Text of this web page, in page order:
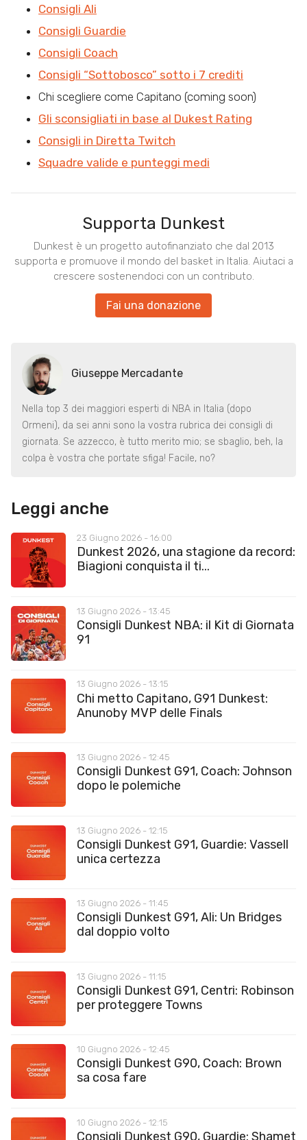
Consigli Ali
Consigli Guardie
Consigli Coach
Consigli “Sottobosco” sotto i 7 crediti
Chi scegliere come Capitano (coming soon)
Gli sconsigliati in base al Dukest Rating
Consigli in Diretta Twitch
Squadre valide e punteggi medi
Supporta Dunkest
Dunkest è un progetto autofinanziato che dal 2013
supporta e promuove il mondo del basket in Italia. Aiutaci a
crescere sostenendoci con un contributo.
Fai una donazione
Giuseppe Mercadante
Nella top 3 dei maggiori esperti di NBA in Italia (dopo
Ormeni), da sei anni sono la vostra rubrica dei consigli di
giornata. Se azzecco, è tutto merito mio; se sbaglio, beh, la
colpa è vostra che portate sfiga! Facile, no?
Leggi anche
23 Giugno 2026 - 16:00
Dunkest 2026, una stagione da record:
Biagioni conquista il ti...
13 Giugno 2026 - 13:45
Consigli Dunkest NBA: il Kit di Giornata
91
13 Giugno 2026 - 13:15
Chi metto Capitano, G91 Dunkest:
Anunoby MVP delle Finals
13 Giugno 2026 - 12:45
Consigli Dunkest G91, Coach: Johnson
dopo le polemiche
13 Giugno 2026 - 12:15
Consigli Dunkest G91, Guardie: Vassell
unica certezza
13 Giugno 2026 - 11:45
Consigli Dunkest G91, Ali: Un Bridges
dal doppio volto
13 Giugno 2026 - 11:15
Consigli Dunkest G91, Centri: Robinson
per proteggere Towns
10 Giugno 2026 - 12:45
Consigli Dunkest G90, Coach: Brown
sa cosa fare
10 Giugno 2026 - 12:15
Consigli Dunkest G90, Guardie: Shamet